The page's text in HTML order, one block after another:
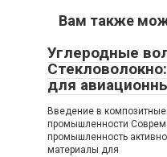
Вам также
Углеродные
для
Введение в
промышленности
промышленность
материалы для